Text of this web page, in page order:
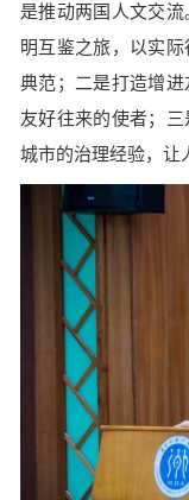
是推动两国人文交
明互鉴之旅，以实
典范；二是打造增
友好往来的使者；
城市的治理经验，让